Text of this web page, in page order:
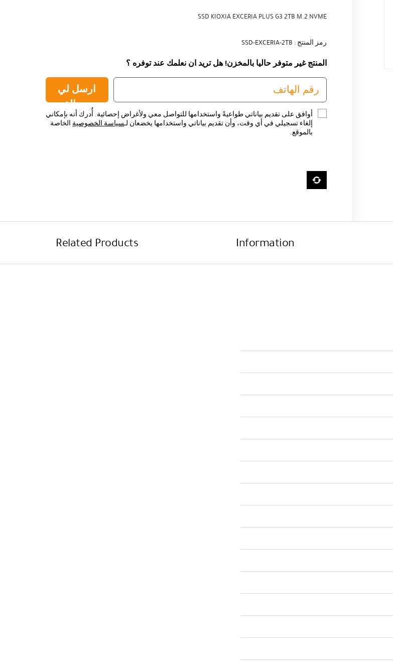
SSD KIOXIA EXCERIA PLUS G3 2TB M.2 NVME
رمز المنتج : SSD-EXCERIA-2TB
المنتج غير متوفر حاليا بالمخزن! هل تريد ان نعلمك عند توفره ؟
ارسل لي
رسالة
أوافق على تقديم بياناتي طواعيةً واستخدامها للتواصل معي ولأغراض إحصائية. أُدرك أنه بإمكاني
إلغاء تسجيلي في أي وقت، وأن تقديم بياناتي واستخدامها يخضعان لـسياسة الخصوصيةالخاصة
بالموقع.
Information
Related Products